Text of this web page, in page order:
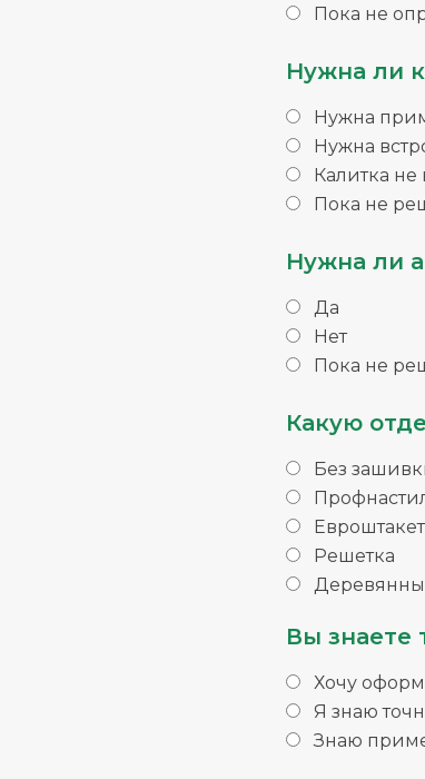
Пока не
Нужна ли
Нужна
Нужна
Калитка не
Пока не
Нужна ли
Да
Нет
Пока не
Какую
Без
Решетка
Вы знаете
Хочу
Я знаю
Знаю